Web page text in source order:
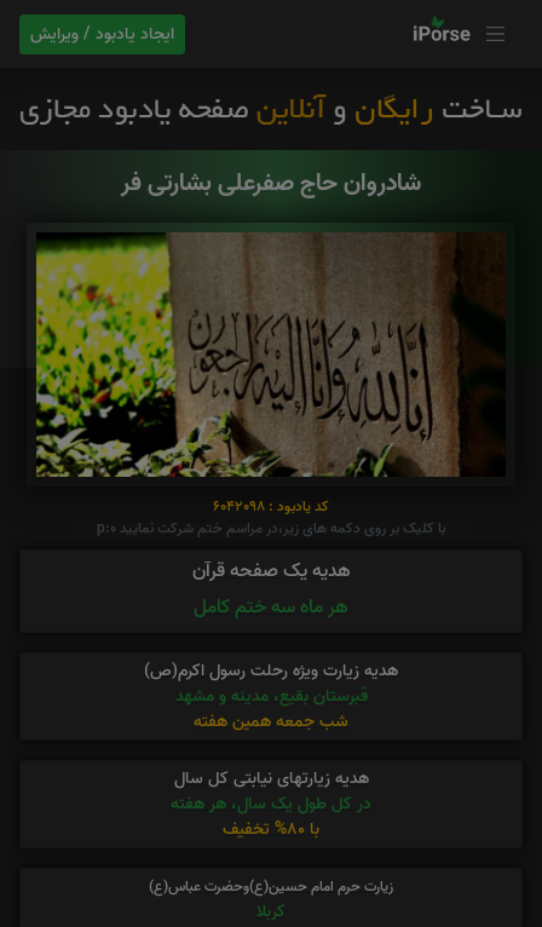
ایجاد یادبود / ویرایش
شادروان حاج صفرعلی بشارتی فر
کد یادبود : 6042098
با کلیک بر روی دکمه های زیر،در مراسم ختم شرکت نمایید p:0
هدیه یک صفحه قرآن
هر ماه سه ختم کامل
هدیه زیارت ویژه رحلت رسول اکرم(ص)
قبرستان بقیع، مدینه و مشهد
شب جمعه همین هفته
هدیه زیارتهای نیابتی کل سال
در کل طول یک سال، هر هفته
با 80% تخفیف
زیارت حرم امام حسین(ع)وحضرت عباس(ع)
کربلا